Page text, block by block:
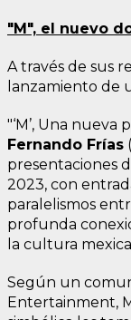
"M", el nuevo
A través de sus
lanzamiento de
"‘M’, Una
Fernando Frías
presentaciones
2023, con
paralelismos
profunda
la cultura
Según un
Entertainment,